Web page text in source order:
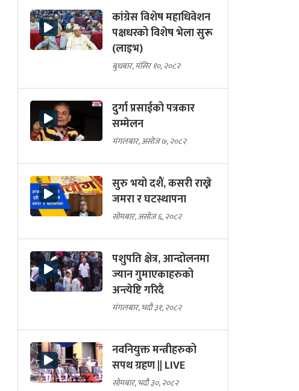
कांग्रेस विशेष महाधिवेशन
पक्षधरको विशेष भेला सुरू
(लाइभ)
बुधबार, मंसिर १०, २०८२
दुर्गा प्रसाईको पत्रकार
सम्मेलन
मंगलबार, असोज ७, २०८२
सुरु भयो दशैं, कसरी राख्ने
जमरा र घटस्थापना
सोमबार, असोज ६, २०८२
पशुपति क्षेत्र, आन्दोलनमा
ज्यान गुमाएकाहरुको
अन्त्येष्टि गरिदै
मंगलबार, भदौ ३१, २०८२
नवनियुक्त मन्त्रीहरुको
सपथ ग्रहण || LIVE
सोमबार, भदौ ३०, २०८२